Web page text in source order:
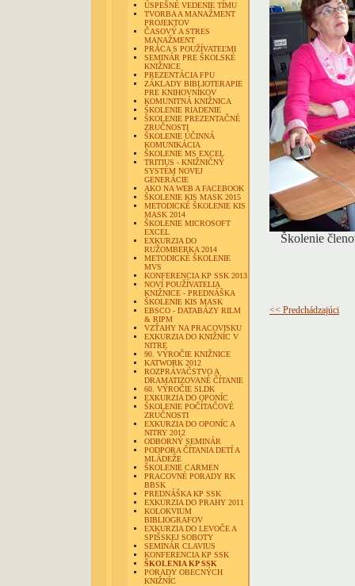
ÚSPEŠNÉ VEDENIE TÍMU
TVORBA A MANAŽMENT
PROJEKTOV
ČASOVÝ A STRES
MANAŽMENT
PRÁCA S POUŽÍVATEĽMI
SEMINÁR PRE ŠKOLSKÉ
KNIŽNICE
PREZENTÁCIA FPU
ZÁKLADY BIBLIOTERAPIE
PRE KNIHOVNÍKOV
KOMUNITNÁ KNIŽNICA
ŠKOLENIE RIADENIE
ŠKOLENIE PREZENTAČNÉ
ZRUČNOSTI
ŠKOLENIE ÚČINNÁ
KOMUNIKÁCIA
ŠKOLENIE MS EXCEL
TRITIUS - KNIŽNIČNÝ
SYSTÉM NOVEJ
GENERÁCIE
AKO NA WEB A FACEBOOK
ŠKOLENIE KIS MASK 2015
METODICKÉ ŠKOLENIE KIS
MASK 2014
ŠKOLENIE MICROSOFT
EXCEL
EXKURZIA DO
RUŽOMBERKA 2014
METODICKÉ ŠKOLENIE
MVS
KONFERENCIA KP SSK 2013
NOVÍ POUŽÍVATELIA
KNIŽNICE - PREDNÁŠKA
ŠKOLENIE KIS MASK
EBSCO - DATABÁZY RILM
& RIPM
VZŤAHY NA PRACOVISKU
EXKURZIA DO KNIŽNÍC V
NITRE
90. VÝROČIE KNIŽNICE
KATWORK 2012
ROZPRÁVAČSTVO A
DRAMATIZOVANÉ ČÍTANIE
60. VÝROČIE SLDK
EXKURZIA DO OPONÍC
ŠKOLENIE POČÍTAČOVÉ
ZRUČNOSTI
EXKURZIA DO OPONÍC A
NITRY 2012
ODBORNÝ SEMINÁR
PODPORA ČÍTANIA DETÍ A
MLÁDEŽE
ŠKOLENIE CARMEN
PRACOVNÉ PORADY RK
BBSK
PREDNÁŠKA KP SSK
EXKURZIA DO PRAHY 2011
KOLOKVIUM
BIBLIOGRAFOV
EXKURZIA DO LEVOČE A
SPIŠSKEJ SOBOTY
SEMINÁR CLAVIUS
KONFERENCIA KP SSK
ŠKOLENIA KP SSK
PORADY OBECNÝCH
KNIŽNÍC
Školenie
<< Predchádzajúci